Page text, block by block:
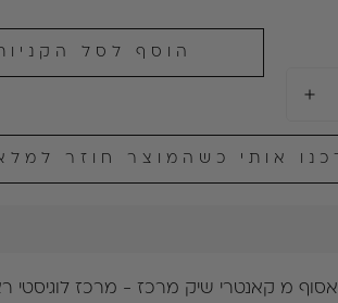
הוסף לסל
אותי כשהמוצר חוזר
מ קאנטרי שיק מרכז - מרכז לוגיסטי